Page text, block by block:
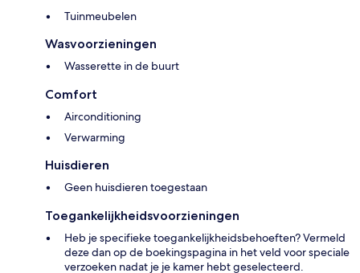
Tuinmeubelen
Wasvoorzieningen
Wasserette in de buurt
Comfort
Airconditioning
Verwarming
Huisdieren
Geen huisdieren toegestaan
Toegankelijkheidsvoorzieningen
Heb je specifieke toegankelijkheidsbehoeften? Vermeld
deze dan op de boekingspagina in het veld voor speciale
verzoeken nadat je je kamer hebt geselecteerd.